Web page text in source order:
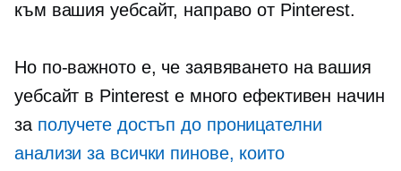
към вашия уебсайт, направо от Pinterest.
Но по-важното е, че заявяването на вашия
уебсайт в Pinterest е много ефективен начин
за получете достъп до проницателни
анализи за всички пинове, които